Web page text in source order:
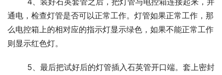
通电，检查灯管是否可以正常工作。灯管如果正常工作，那
么电控箱上的相对应的指示灯显示绿色，如果不能正常工作
则显示红色灯。